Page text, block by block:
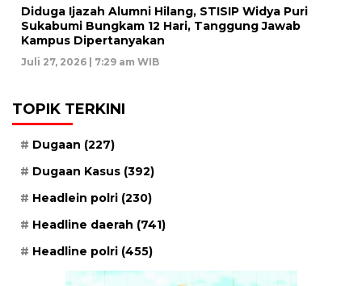
Diduga Ijazah Alumni Hilang, STISIP Widya Puri
Sukabumi Bungkam 12 Hari, Tanggung Jawab
Kampus Dipertanyakan
Juli 27, 2026 | 7:29 am WIB
TOPIK TERKINI
Dugaan (227)
Dugaan Kasus (392)
Headlein polri (230)
Headline daerah (741)
Headline polri (455)